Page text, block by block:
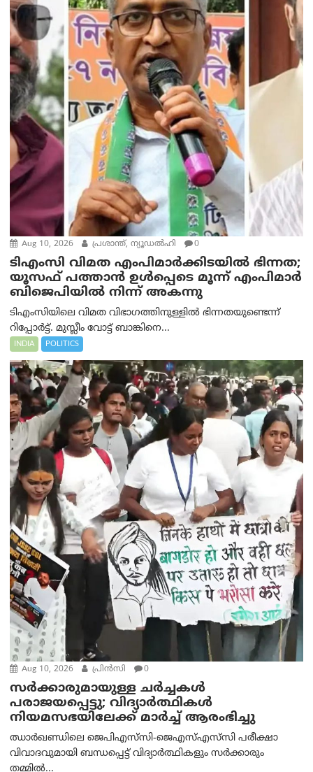
Aug 10, 2026 പ്രശാന്ത്, ന്യൂഡല്‍ഹി 0
ടിഎംസി വിമത എംപിമാർക്കിടയിൽ ഭിന്നത;
യൂസഫ് പത്താൻ ഉൾപ്പെടെ മൂന്ന് എംപിമാർ
ബിജെപിയിൽ നിന്ന് അകന്നു
ടിഎംസിയിലെ വിമത വിഭാഗത്തിനുള്ളിൽ ഭിന്നതയുണ്ടെന്ന്
റിപ്പോര്‍ട്ട്. മുസ്ലീം വോട്ട് ബാങ്കിനെ...
INDIA POLITICS
Aug 10, 2026 പ്രിന്‍സി 0
സർക്കാരുമായുള്ള ചർച്ചകൾ
പരാജയപ്പെട്ടു; വിദ്യാർത്ഥികൾ
നിയമസഭയിലേക്ക് മാർച്ച് ആരംഭിച്ചു
ഝാർഖണ്ഡിലെ ജെപിഎസ്‌സി-ജെഎസ്‌എസ്‌സി പരീക്ഷാ
വിവാദവുമായി ബന്ധപ്പെട്ട് വിദ്യാർത്ഥികളും സർക്കാരും
തമ്മിൽ...